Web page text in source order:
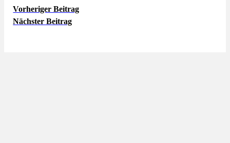
Vorheriger Beitrag
Nächster Beitrag